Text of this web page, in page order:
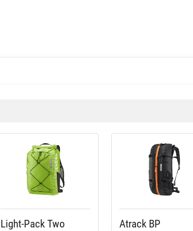
Light-Pack Two Atrack BP